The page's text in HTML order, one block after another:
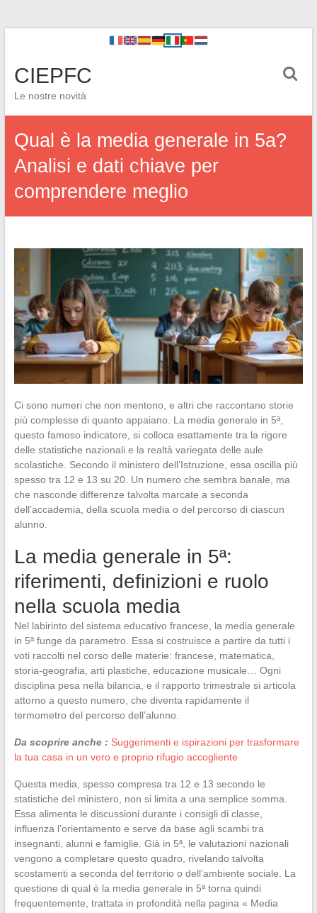
CIEPFC
Le nostre novità
Qual è la media generale in 5a?
Analisi e dati chiave per
comprendere meglio
Ci sono numeri che non mentono, e altri che raccontano storie
più complesse di quanto appaiano. La media generale in 5ª,
questo famoso indicatore, si colloca esattamente tra la rigore
delle statistiche nazionali e la realtà variegata delle aule
scolastiche. Secondo il ministero dell’Istruzione, essa oscilla più
spesso tra 12 e 13 su 20. Un numero che sembra banale, ma
che nasconde differenze talvolta marcate a seconda
dell’accademia, della scuola media o del percorso di ciascun
alunno.
La media generale in 5ª:
riferimenti, definizioni e ruolo
nella scuola media
Nel labirinto del sistema educativo francese, la media generale
in 5ª funge da parametro. Essa si costruisce a partire da tutti i
voti raccolti nel corso delle materie: francese, matematica,
storia-geografia, arti plastiche, educazione musicale… Ogni
disciplina pesa nella bilancia, e il rapporto trimestrale si articola
attorno a questo numero, che diventa rapidamente il
termometro del percorso dell’alunno.
Da scoprire anche : Suggerimenti e ispirazioni per trasformare
la tua casa in un vero e proprio rifugio accogliente
Questa media, spesso compresa tra 12 e 13 secondo le
statistiche del ministero, non si limita a una semplice somma.
Essa alimenta le discussioni durante i consigli di classe,
influenza l’orientamento e serve da base agli scambi tra
insegnanti, alunni e famiglie. Già in 5ª, le valutazioni nazionali
vengono a completare questo quadro, rivelando talvolta
scostamenti a seconda del territorio o dell’ambiente sociale. La
questione di qual è la media generale in 5ª torna quindi
frequentemente, trattata in profondità nella pagina « Media